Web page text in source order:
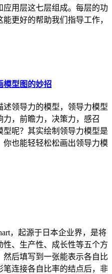
用层这七层组成。每层的功
更好的帮助我们指导工作，
模型图的妙招
领导力的模型，领导力模型
，前瞻力，决策力，感召
呢？其实绘制领导力模型是
也能轻轻松松画出领导力模
，起源于日本企业界，是将
、生产性、成长性等五个方
后填写到一张能表示各自比
连接各自比率的结点后，非